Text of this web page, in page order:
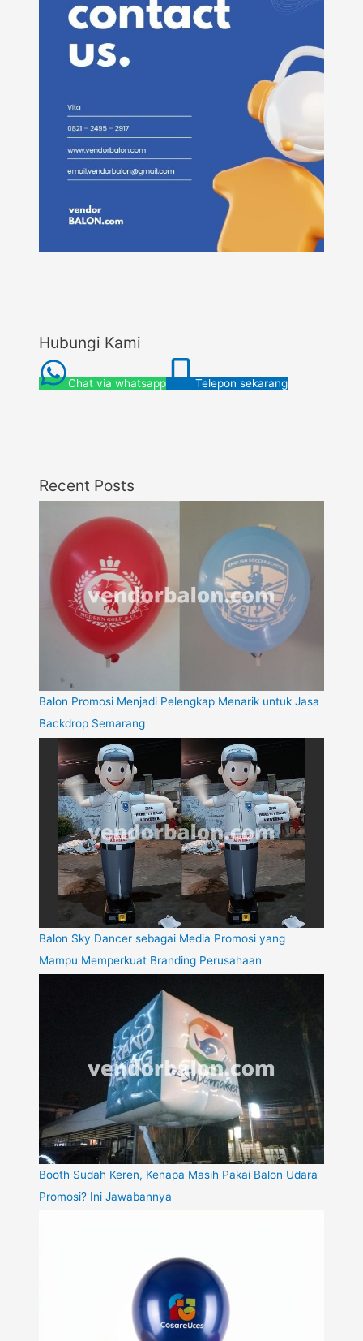
Hubungi Kami
Chat via whatsapp Telepon sekarang
Recent Posts
Balon Promosi Menjadi Pelengkap Menarik untuk Jasa
Backdrop Semarang
Balon Sky Dancer sebagai Media Promosi yang
Mampu Memperkuat Branding Perusahaan
Booth Sudah Keren, Kenapa Masih Pakai Balon Udara
Promosi? Ini Jawabannya